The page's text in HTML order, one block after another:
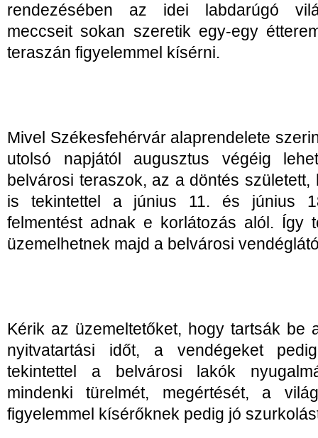
rendezésében az idei labdarúgó
meccseit sokan szeretik egy-egy
teraszán figyelemmel kísérni.
Mivel Székesfehérvár alaprendelete
utolsó napjától augusztus végéig
belvárosi teraszok, az a döntés
is tekintettel a június 11. és június
felmentést adnak e korlátozás alól. Így
üzemelhetnek majd a belvárosi
Kérik az üzemeltetőket, hogy tartsák be
nyitvatartási időt, a vendégeket
tekintettel a belvárosi lakók
mindenki türelmét, megértését, a
figyelemmel kísérőknek pedig jó